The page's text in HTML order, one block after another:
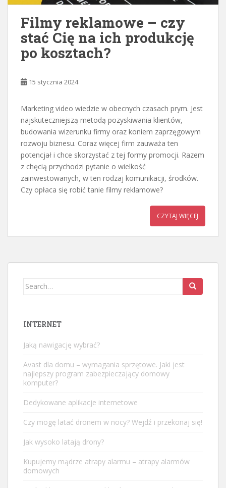
Filmy reklamowe – czy
stać Cię na ich produkcję
po kosztach?
15 stycznia 2024
Marketing video wiedzie w obecnych czasach prym. Jest
najskuteczniejszą metodą pozyskiwania klientów,
budowania wizerunku firmy oraz koniem zaprzęgowym
rozwoju biznesu. Coraz więcej firm zauważa ten
potencjał i chce skorzystać z tej formy promocji. Razem
z chęcią przychodzi pytanie o wielkość
zainwestowanych, w ten rodzaj komunikacji, środków.
Czy opłaca się robić tanie filmy reklamowe?
CZYTAJ WIĘCEJ
Search
INTERNET
Jaką nawigację wybrać?
Avast dla domu – wymagania sprzętowe. Jaki jest
najlepszy program zabezpieczający domowy
komputer?
Dedykowane aplikacje internetowe
Czy mogę latać dronem w nocy? Wejdź i przekonaj się!
Jak wysoko latają drony?
Kupujemy mądrze atrapy alarmu – atrapy alarmów
domowych